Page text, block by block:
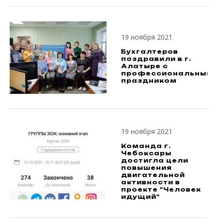
19 ноября 2021
Бухгалтеров
поздравили в г.
Алатыре с
профессиональным
праздником
19 ноября 2021
Команда г.
Чебоксары
достигла цели
повышения
двигательной
активности в
проекте "Человек
идущий"